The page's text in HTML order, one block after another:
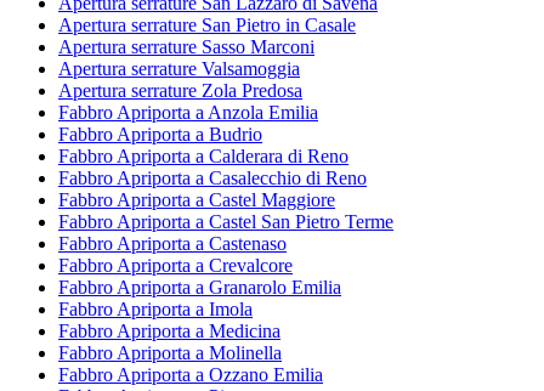
Apertura serrature San Pietro in Casale
Apertura serrature Sasso Marconi
Apertura serrature Valsamoggia
Apertura serrature Zola Predosa
Fabbro Apriporta a Anzola Emilia
Fabbro Apriporta a Budrio
Fabbro Apriporta a Calderara di Reno
Fabbro Apriporta a Casalecchio di Reno
Fabbro Apriporta a Castel Maggiore
Fabbro Apriporta a Castel San Pietro Terme
Fabbro Apriporta a Castenaso
Fabbro Apriporta a Crevalcore
Fabbro Apriporta a Granarolo Emilia
Fabbro Apriporta a Imola
Fabbro Apriporta a Medicina
Fabbro Apriporta a Molinella
Fabbro Apriporta a Ozzano Emilia